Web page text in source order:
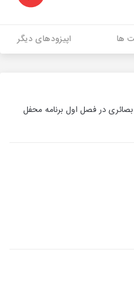
ها اپیزودهای دیگر
در فصل اول برنامه محفل